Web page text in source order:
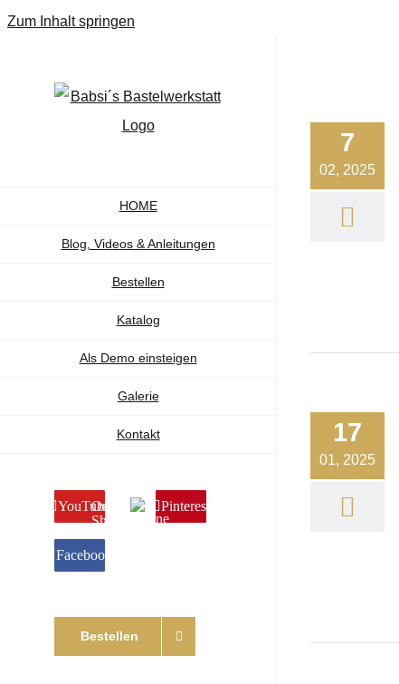
Zum Inhalt springen
HOME
Blog, Videos & Anleitungen
Bestellen
Katalog
Als Demo einsteigen
Galerie
Kontakt
YouTubeOnline
Shop
Pinterest
Facebook
Bestellen
7
02, 2025
17
01, 2025